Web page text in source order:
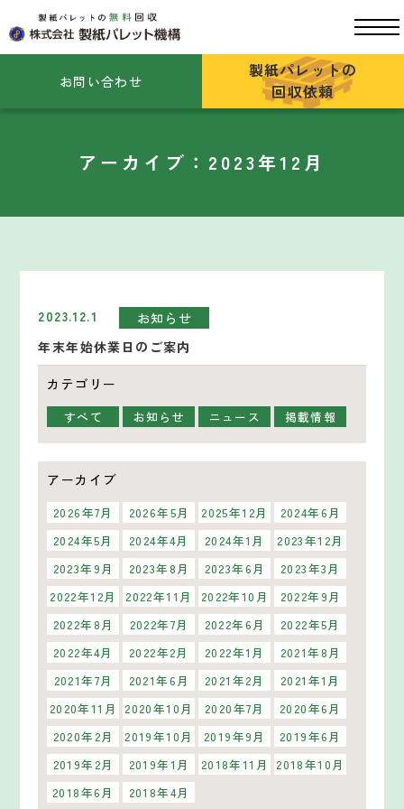
お問い合わせ
製紙パレットの
回収依頼
アーカイブ：2023年12月
2023.12.1
お知らせ
年末年始休業日のご案内
カテゴリー
すべて お知らせ ニュース 掲載情報
アーカイブ
2026年7月 2026年5月 2025年12月
2024年6月
2024年5月
2024年4月 2024年1月
2023年12月
2023年9月
2023年8月 2023年6月
2023年3月
2022年12月
2022年11月 2022年10月
2022年9月
2022年8月
2022年7月 2022年6月
2022年5月
2022年4月
2022年2月 2022年1月
2021年8月
2021年7月
2021年6月 2021年2月
2021年1月
2020年11月
2020年10月 2020年7月
2020年6月
2020年2月
2019年10月 2019年9月
2019年6月
2019年2月
2019年1月 2018年11月
2018年10月
2018年6月
2018年4月